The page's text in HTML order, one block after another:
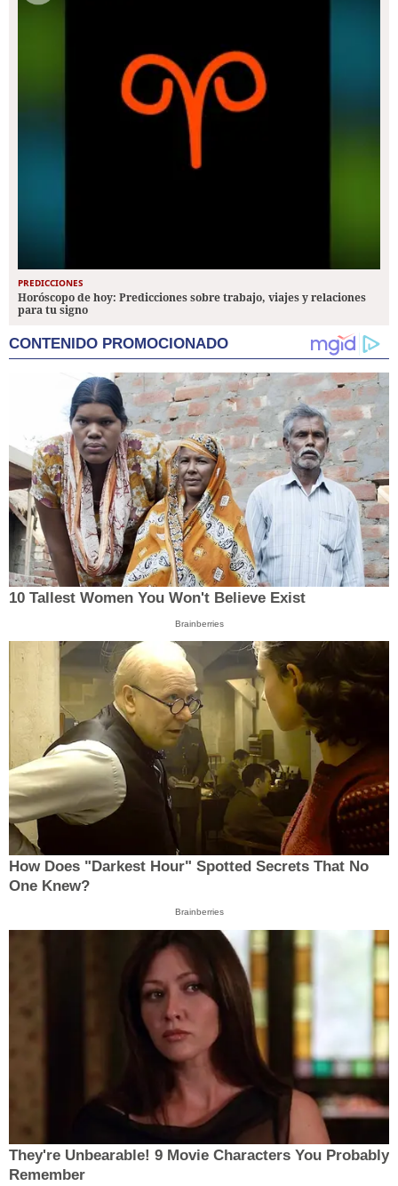
PREDICCIONES
Horóscopo de hoy: Predicciones sobre trabajo, viajes y relaciones
para tu signo
CONTENIDO PROMOCIONADO
10 Tallest Women You Won't Believe Exist
Brainberries
How Does "Darkest Hour" Spotted Secrets That No
One Knew?
Brainberries
They're Unbearable! 9 Movie Characters You Probably
Remember